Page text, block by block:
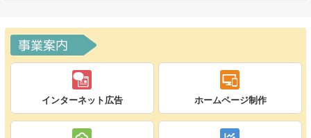
事業案内
インターネット広告 ホームページ制作